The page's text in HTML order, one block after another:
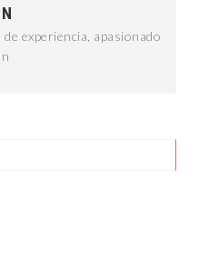
experiencia, apasionado